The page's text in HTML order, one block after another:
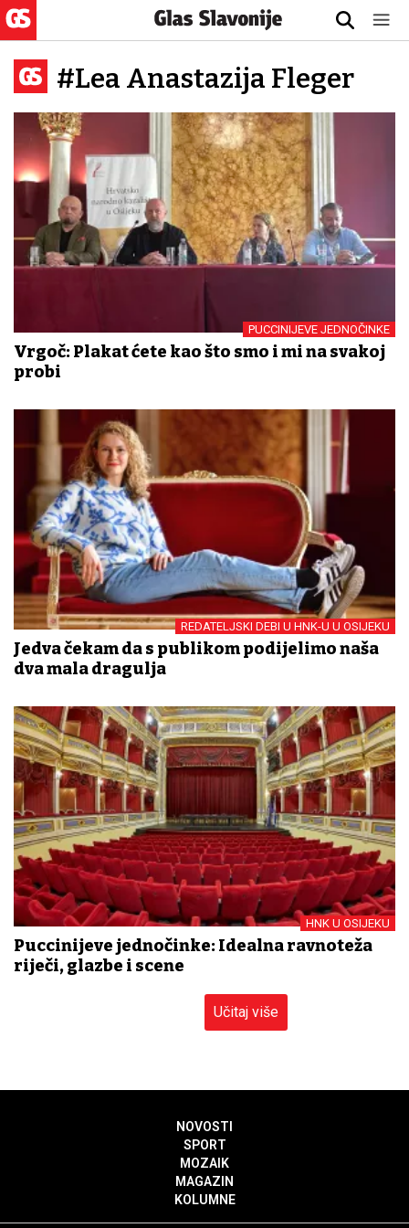
#Lea Anastazija Fleger
PUCCINIJEVE JEDNOČINKE
Vrgoč: Plakat ćete kao što smo i mi na svakoj
probi
REDATELJSKI DEBI U HNK-U U OSIJEKU
Jedva čekam da s publikom podijelimo naša
dva mala dragulja
HNK U OSIJEKU
Puccinijeve jednočinke: Idealna ravnoteža
riječi, glazbe i scene
Učitaj više
NOVOSTI
SPORT
MOZAIK
MAGAZIN
KOLUMNE